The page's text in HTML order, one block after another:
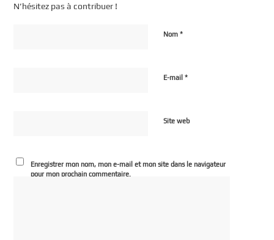
N’hésitez pas à contribuer !
Nom*
E-mail*
Site web
Enregistrer mon nom, mon e-mail et mon site dans le navigateur
pour mon prochain commentaire.